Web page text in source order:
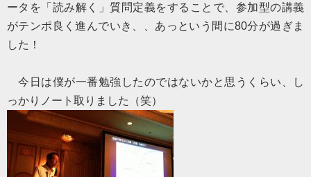
ータを「読み解く」質問定義をすることで、参加型の講義
がテンポ良く進んでいき、、あっという間に80分が過ぎま
した！
今日は僕が一番勉強したのではないかと思うくらい、し
っかりノート取りました（笑）